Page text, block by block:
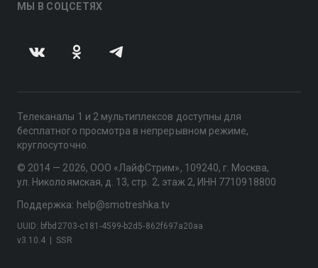
МЫ В СОЦСЕТЯХ
Телеканалы 1 и 2 мультиплексов доступны для
бесплатного просмотра в непрерывном режиме,
круглосуточно.
© 2014 — 2026, ООО «ЛайфСтрим», 109240, г. Москва,
ул. Николоямская, д. 13, стр. 2, этаж 2, ИНН 7710918800
Поддержка: help@smotreshka.tv
v3.10.4 SSR
UUID: bfbd2703-c181-4599-b2d5-862f697a20aa